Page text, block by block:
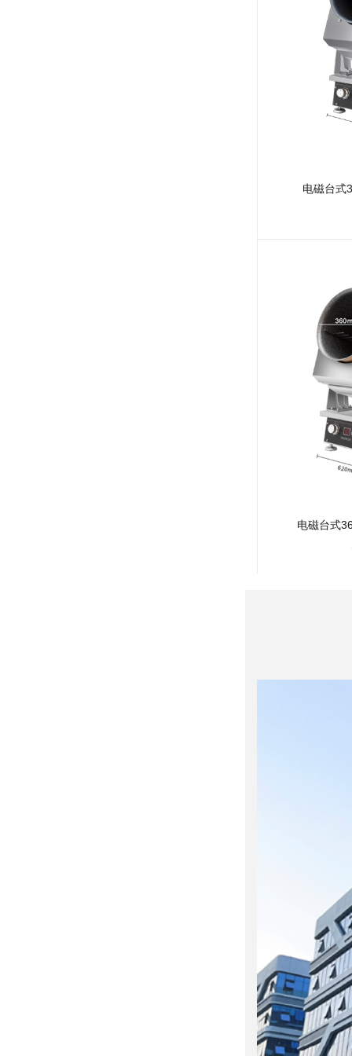
电磁台式
电磁台式